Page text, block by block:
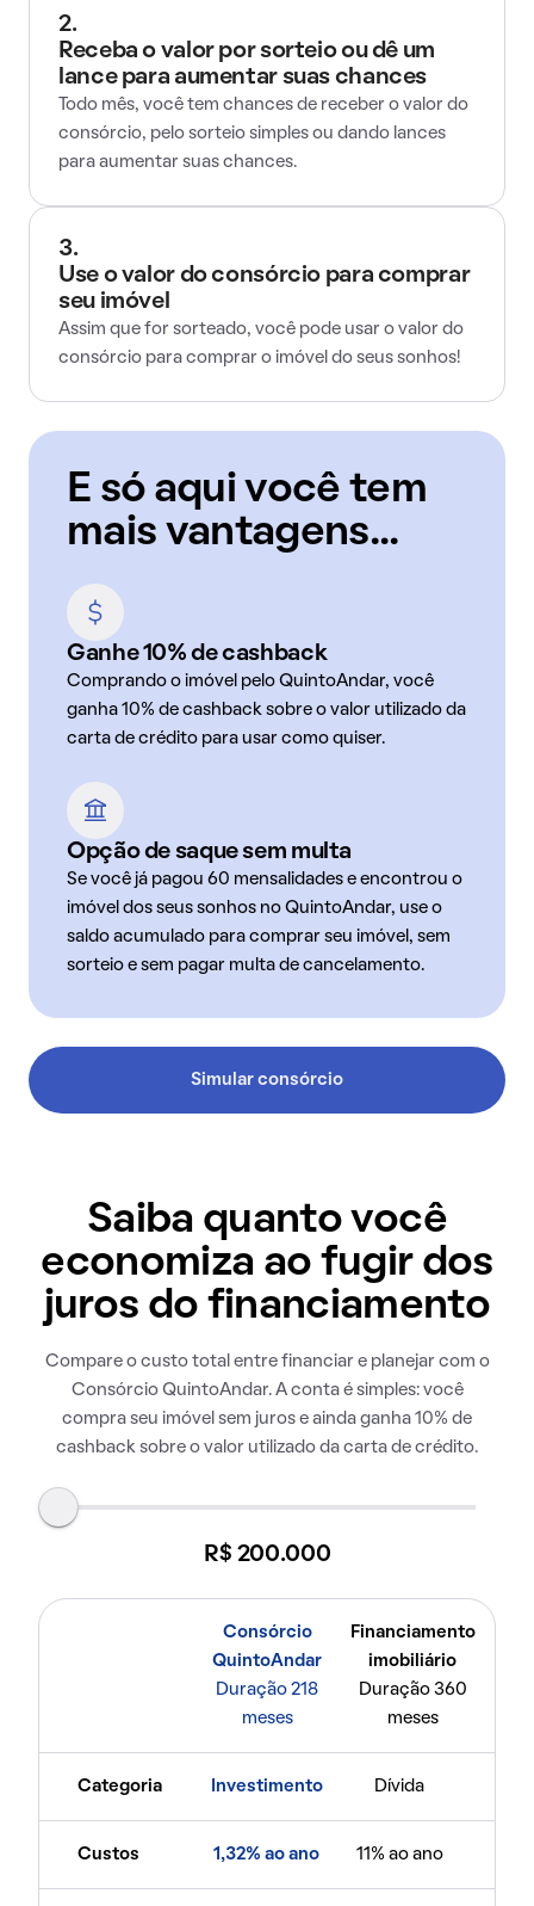
2.
Receba o valor por sorteio ou dê um
lance para aumentar suas chances
Todo mês, você tem chances de receber o valor do
consórcio, pelo sorteio simples ou dando lances
para aumentar suas chances.
3.
Use o valor do consórcio para comprar
seu imóvel
Assim que for sorteado, você pode usar o valor do
consórcio para comprar o imóvel do seus sonhos!
E só aqui você tem
mais vantagens...
Ganhe 10% de cashback
Comprando o imóvel pelo QuintoAndar, você
ganha 10% de cashback sobre o valor utilizado da
carta de crédito para usar como quiser.
Opção de saque sem multa
Se você já pagou 60 mensalidades e encontrou o
imóvel dos seus sonhos no QuintoAndar, use o
saldo acumulado para comprar seu imóvel, sem
sorteio e sem pagar multa de cancelamento.
Simular consórcio
Saiba quanto você
economiza ao fugir dos
juros do financiamento
Compare o custo total entre financiar e planejar com o
Consórcio QuintoAndar. A conta é simples: você
compra seu imóvel sem juros e ainda ganha 10% de
cashback sobre o valor utilizado da carta de crédito.
R$ 200.000
Consórcio
QuintoAndar
Duração 218
meses
Financiamento
imobiliário
Duração 360
meses
Categoria Investimento Dívida
Custos 1,32% ao ano 11% ao ano